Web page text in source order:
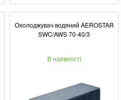
Охолоджувач водяний AEROSTAR
SWC/AWS 70-40/3
В наявності